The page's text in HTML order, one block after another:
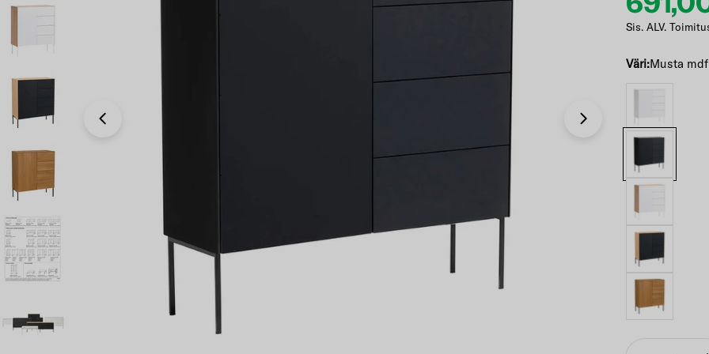
Avaa 1 modaali-ikkunassa Avaa 2 modaali-
Sis. ALV.
Väri:Musta mdf